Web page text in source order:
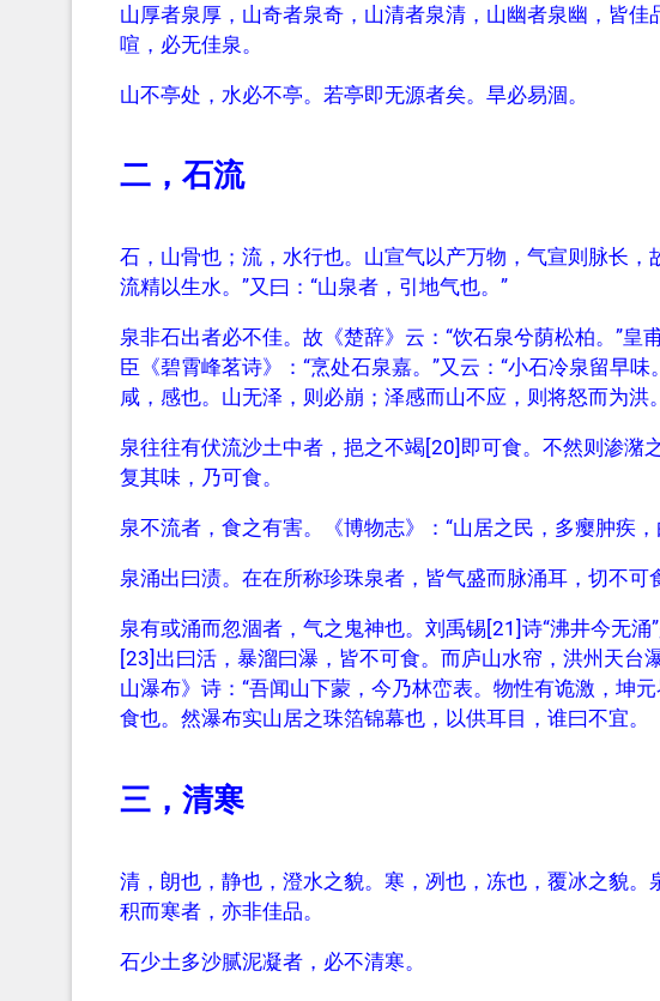
山厚者泉厚，山奇者泉奇，山清者泉清，山幽者泉幽，皆
喧，必无佳泉。
山不亭处，水必不亭。若亭即无源者矣。旱必易涸。
二，石流
石，山骨也；流，水行也。山宣气以产万物，气宣则脉长，
流精以生水。”又曰：“山泉者，引地气也。”
泉非石出者必不佳。故《楚辞》云：“饮石泉兮荫松柏。”皇
臣《碧霄峰茗诗》：“烹处石泉嘉。”又云：“小石冷泉留早味
咸，感也。山无泽，则必崩；泽感而山不应，则将怒而为洪。
泉往往有伏流沙土中者，挹之不竭[20]即可食。不然则渗潴
复其味，乃可食。
泉不流者，食之有害。《博物志》：“山居之民，多瘿肿疾
泉涌出曰渍。在在所称珍珠泉者，皆气盛而脉涌耳，切不可
泉有或涌而忽涸者，气之鬼神也。刘禹锡[21]诗“沸井今无
[23]出曰活，暴溜曰瀑，皆不可食。而庐山水帘，洪州天
山瀑布》诗：“吾闻山下蒙，今乃林峦表。物性有诡激，坤
食也。然瀑布实山居之珠箔锦幕也，以供耳目，谁曰不宜。
三，清寒
清，朗也，静也，澄水之貌。寒，冽也，冻也，覆冰之貌
积而寒者，亦非佳品。
石少土多沙腻泥凝者，必不清寒。